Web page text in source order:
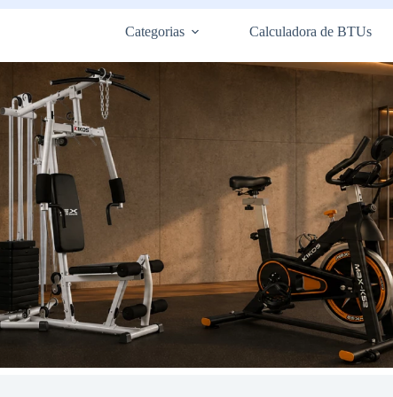
Categorias Calculadora de BTUs